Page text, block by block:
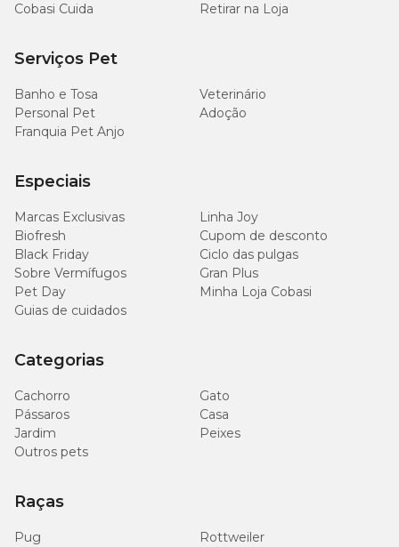
Cobasi Cuida
Retirar na Loja
Serviços Pet
Banho e Tosa
Veterinário
Personal Pet
Adoção
Franquia Pet Anjo
Especiais
Marcas Exclusivas
Linha Joy
Biofresh
Cupom de desconto
Black Friday
Ciclo das pulgas
Sobre Vermífugos
Gran Plus
Pet Day
Minha Loja Cobasi
Guias de cuidados
Categorias
Cachorro
Gato
Pássaros
Casa
Jardim
Peixes
Outros pets
Raças
Pug
Rottweiler